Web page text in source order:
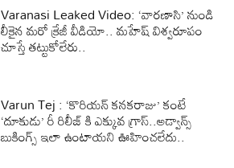
Varanasi Leaked Video: ‘వారణాసి’ నుండి
లీకైన మరో క్రేజీ వీడియో.. మహేష్ విశ్వరూపం
చూస్తే తట్టుకోలేరు..
Varun Tej : ‘కొరియన్ కనకరాజు’ కంటే
‘దూకుడు’ రీ రిలీజ్ కి ఎక్కువ గ్రాస్..అడ్వాన్స్
బుకింగ్స్ ఇలా ఉంటాయని ఊహించలేదు..